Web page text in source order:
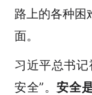
路上的各种困
面。
习近平总书
安全”。安全